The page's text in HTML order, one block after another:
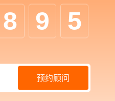
8 9 5
预约顾问